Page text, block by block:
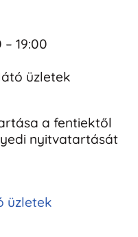
19:00
üzletek
a fentiektől
nyitvatartását
üzletek